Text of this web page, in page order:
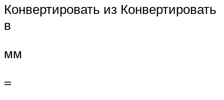
Конвертировать из Конвертировать
в
мм
=